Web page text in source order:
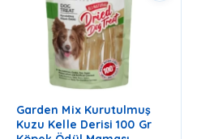
Garden Mix Kurutulmuş
Kuzu Kelle Derisi 100 Gr